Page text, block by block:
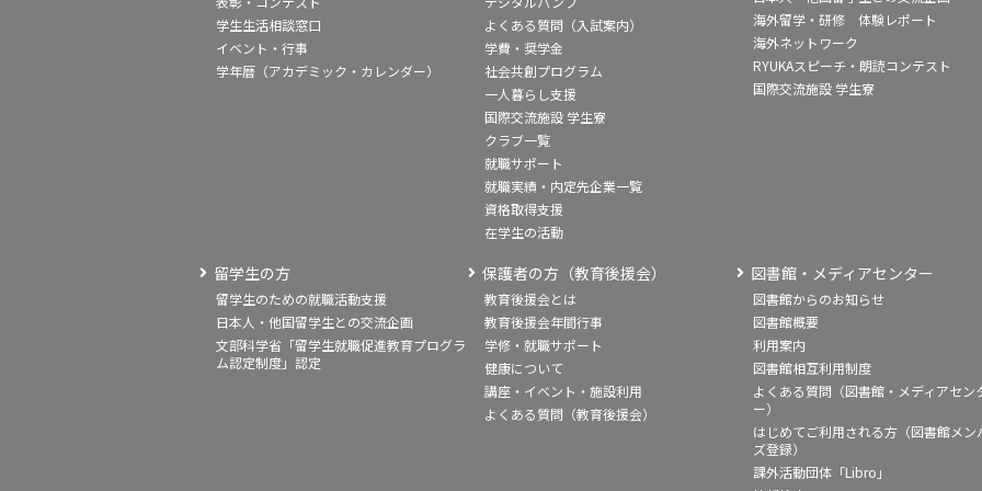
学生生活相談窓口
イベント・行事
学年暦（アカデミック・カレンダー）
よくある質問（入試案内）
学費・奨学金
社会共創プログラム
一人暮らし支援
国際交流施設 学生寮
クラブ一覧
就職サポート
就職実績・内定先企業一覧
資格取得支援
在学生の活動
海外留学・研修 体験レポート
海外ネットワーク
RYUKAスピーチ・朗読コンテスト
国際交流施設 学生寮
留学生の方
留学生のための就職活動支援
日本人・他国留学生との交流企画
文部科学省「留学生就職促進教育プログラ
ム認定制度」認定
保護者の方（教育後援会）
教育後援会とは
教育後援会年間行事
学修・就職サポート
健康について
講座・イベント・施設利用
よくある質問（教育後援会）
図書館・メディアセンター
図書館からのお知らせ
図書館概要
利用案内
図書館相互利用制度
よくある質問（図書館・メディアセン
ー）
はじめてご利用される方（図書館メン
ズ登録）
課外活動団体「Libro」